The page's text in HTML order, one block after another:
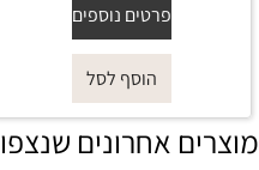
פרטים נוספים
הוסף לסל
מוצרים אחרונים שנצפו